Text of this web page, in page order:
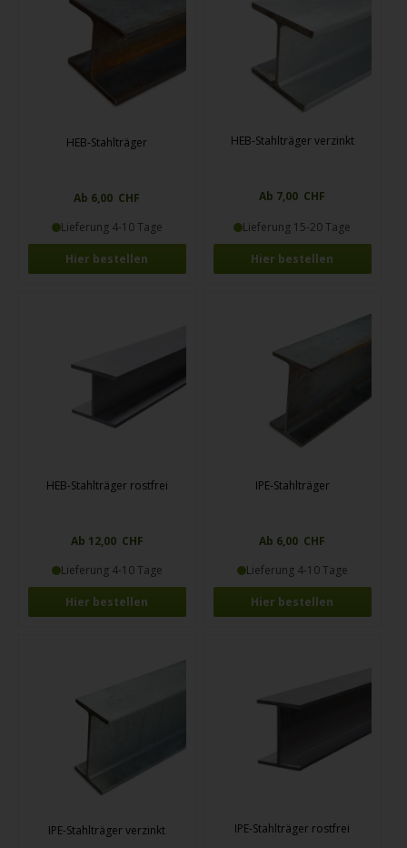
Querlatte über Tüüre und Fänschter iigsetzt.
HEB-Stahlträger
Ab 6,00 CHF
Lieferung 4-10 Tage
Hier bestellen
HEB-Stahlträger verzinkt
Ab 7,00 CHF
Lieferung 15-20 Tage
Hier bestellen
HEB-Stahlträger rostfrei
Ab 12,00 CHF
Lieferung 4-10 Tage
Hier bestellen
IPE-Stahlträger
Ab 6,00 CHF
Lieferung 4-10 Tage
Hier bestellen
IPE-Stahlträger verzinkt IPE-Stahlträger rostfrei